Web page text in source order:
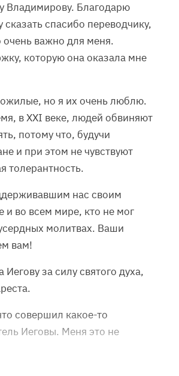
Владимирову. Благодарю
спасибо переводчику,
важно для меня.
которую она оказала мне
но я их очень люблю.
в XXI веке, людей обвиняют
потому что, будучи
и при этом не чувствуют
толерантность.
нас своим
и во всем мире, кто не мог
молитвах. Ваши
вам!
за силу святого духа,
совершил какое-то
Иеговы. Меня это не